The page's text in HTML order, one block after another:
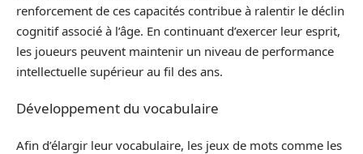
renforcement de ces capacités contribue à ralentir le déclin
cognitif associé à l’âge. En continuant d’exercer leur esprit,
les joueurs peuvent maintenir un niveau de performance
intellectuelle supérieur au fil des ans.
Développement du vocabulaire
Afin d’élargir leur vocabulaire, les jeux de mots comme les